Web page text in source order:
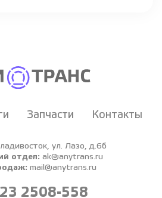
Запчасти Контакты
ул. Лазо, д.6б
отдел: ak@anytrans.ru
mail@anytrans.ru
2508-558